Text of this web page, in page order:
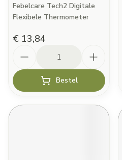
Febelcare Tech2 Digitale
Flexibele Thermometer
€ 13,84
Bestel